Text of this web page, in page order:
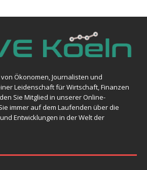
Ökonomen, Journalisten und
Leidenschaft für Wirtschaft, Finanzen
Sie Mitglied in unserer Online-
immer auf dem Laufenden über die
Entwicklungen in der Welt der